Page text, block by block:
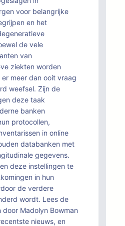
voor belangrijke
en het
de vele
van
ziekten worden
meer dan ooit vraag
weefsel. Zijn de
deze taak
banken
protocollen,
in online
databanken met
gegevens.
deze instellingen te
in hun
de verdere
wordt. Lees de
door Madolyn Bowman
nieuws, en